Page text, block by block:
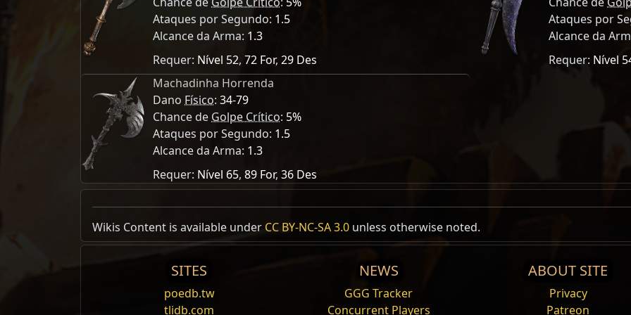
Ataques por Segundo: 1.5
Alcance da Arma: 1.3
Requer: Nível 52, 72 For, 29 Des
Ataques por
Alcance da
Requer: Nível
Machadinha Horrenda
Dano Físico: 34-79
Chance de Golpe Crítico: 5%
Ataques por Segundo: 1.5
Alcance da Arma: 1.3
Requer: Nível 65, 89 For, 36 Des
Modifier weight
Orbe Vaal Corrompido Encantamento /13
1 1 Requisitos deatributo reduzidos em#%
1 1Danofísicoaumentado em#%
Adiciona de#a#de dano de
Adiciona de #
Ataque Canalização Companheiro
Eletricidade Frio Física Meta
Main Hand Off Hand
Machados de Uma Mão
Wikis Content is available under CC BY-NC-SA 3.0 unless otherwise noted.
SITES
poedb.tw
tlidb.com
NEWS
GGG Tracker
Concurrent Players
ABOUT SITE
Privacy
Patreon